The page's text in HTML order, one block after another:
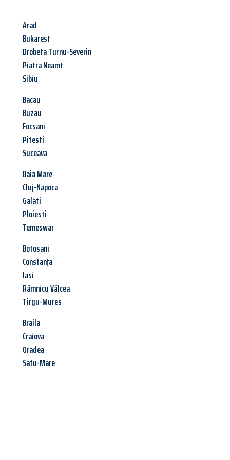
Arad
Bukarest
Drobeta Turnu-Severin
Piatra Neamt
Sibiu
Bacau
Buzau
Focsani
Pitesti
Suceava
Baia Mare
Cluj-Napoca
Galati
Ploiesti
Temeswar
Botosani
Constanța
Iasi
Râmnicu Vâlcea
Tirgu-Mures
Braila
Craiova
Oradea
Satu-Mare